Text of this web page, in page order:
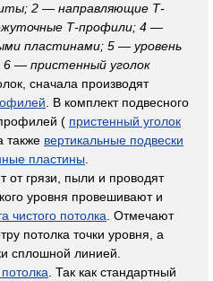
2 — направляющие Т-
Т-профили; 4 —
пластинами; 5 — уровень
6 — пристенный уголок
сначала производят
. В комплект подвесного
( пристенный уголок
также вертикальные подвески
пластины.
грязи, пыли и проводят
уровня провешивают и
чистого потолка. Отмечают
потолка точки уровня, а
сплошной линией.
. Так как стандартный